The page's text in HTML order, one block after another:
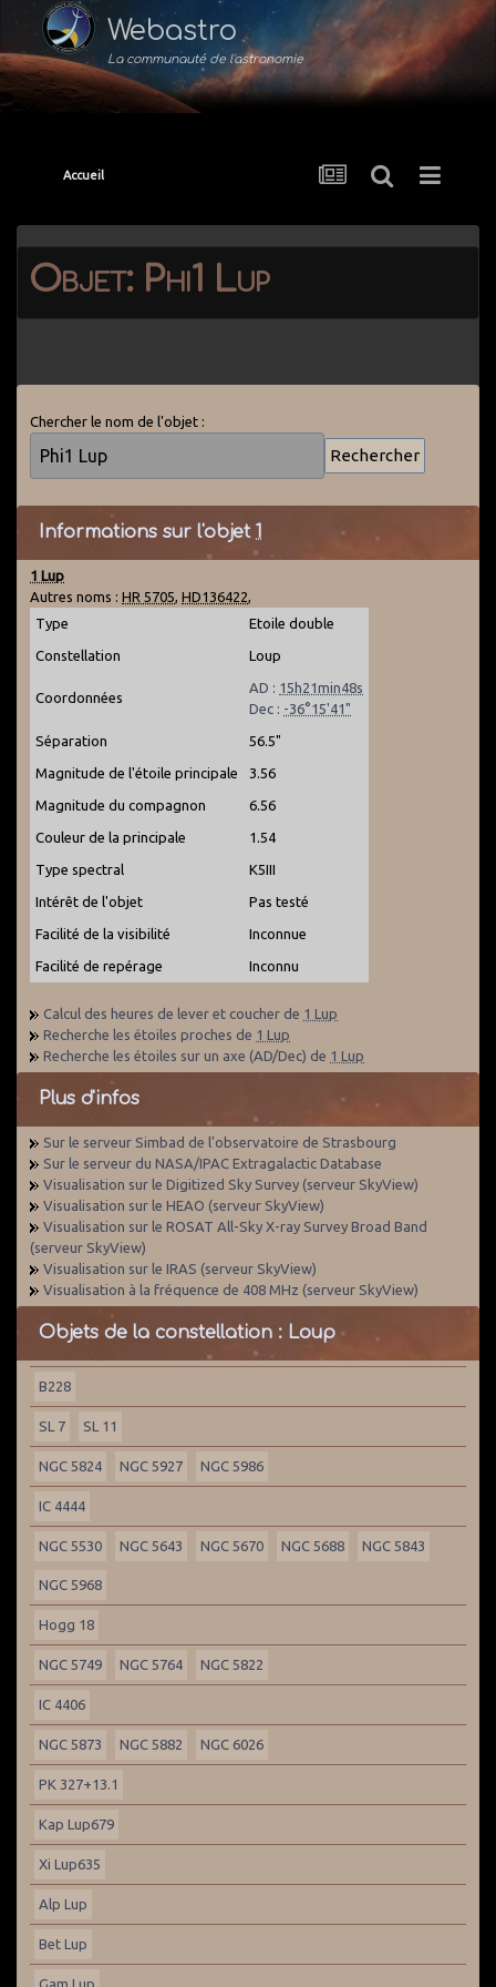
Webastro
La communauté de l'astronomie
Accueil
Objet: Phi1 Lup
Chercher le nom de l'objet :
Informations sur l'objet 1
1 Lup
Autres noms : HR 5705, HD136422,
Type
Etoile double
Constellation Loup
Coordonnées
AD : 15h21min48s
Dec : -36°15'41"
Séparation 56.5"
Magnitude de l'étoile principale 3.56
Magnitude du compagnon 6.56
Couleur de la principale 1.54
Type spectral K5III
Intérêt de l'objet Pas testé
Facilité de la visibilité Inconnue
Facilité de repérage Inconnu
Calcul des heures de lever et coucher de 1 Lup
Recherche les étoiles proches de 1 Lup
Recherche les étoiles sur un axe (AD/Dec) de 1 Lup
Plus d'infos
Sur le serveur Simbad de l'observatoire de Strasbourg
Sur le serveur du NASA/IPAC Extragalactic Database
Visualisation sur le Digitized Sky Survey (serveur SkyView)
Visualisation sur le HEAO (serveur SkyView)
Visualisation sur le ROSAT All-Sky X-ray Survey Broad Band
(serveur SkyView)
Visualisation sur le IRAS (serveur SkyView)
Visualisation à la fréquence de 408 MHz (serveur SkyView)
Objets de la constellation : Loup
B228
SL 7 SL 11
NGC 5824 NGC 5927 NGC 5986
IC 4444
NGC 5530 NGC 5643 NGC 5670 NGC 5688 NGC 5843
NGC 5968
Hogg 18
NGC 5749 NGC 5764 NGC 5822
IC 4406
NGC 5873 NGC 5882 NGC 6026
PK 327+13.1
Kap Lup679
Xi Lup635
Alp Lup
Bet Lup
Gam Lup